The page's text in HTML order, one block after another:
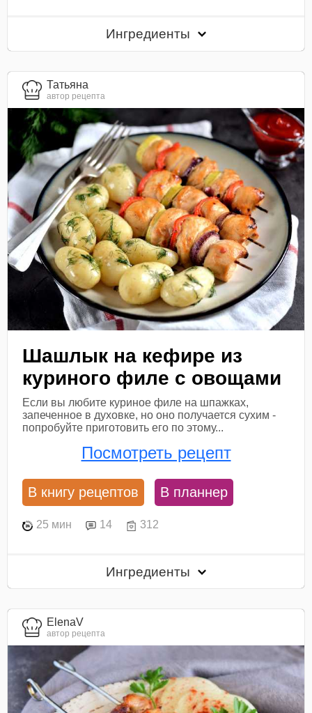
Ингредиенты
Татьяна
автор рецепта
Шашлык на кефире из
куриного филе с овощами
Если вы любите куриное филе на шпажках,
запеченное в духовке, но оно получается сухим -
попробуйте приготовить его по этому...
Посмотреть рецепт
В книгу рецептов В планнер
25 мин 14 312
Ингредиенты
ElenaV
автор рецепта